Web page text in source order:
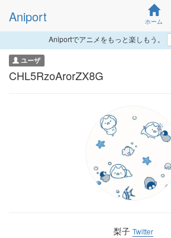
Aniport ホーム
Aniportでアニメをもっと楽しもう。
ユーザ
CHL5RzoArorZX8G
梨子 Twitter